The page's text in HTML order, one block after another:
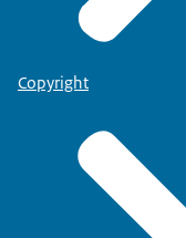
Copyright